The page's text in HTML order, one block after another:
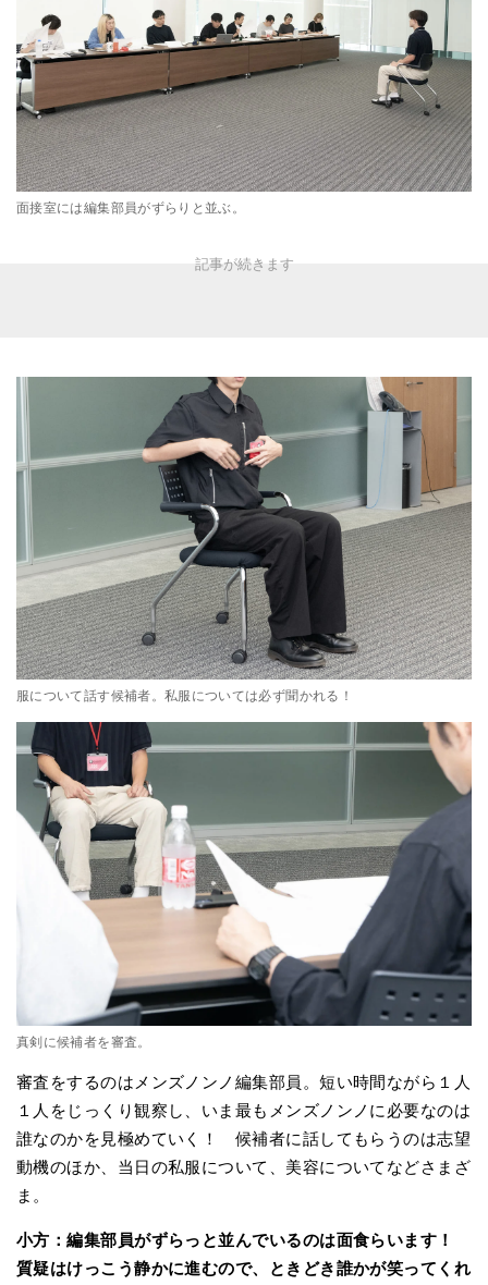
面接室には編集部員がずらりと並ぶ。
服について話す候補者。私服については必ず聞かれる！
真剣に候補者を審査。
審査をするのはメンズノンノ編集部員。短い時間ながら１人
１人をじっくり観察し、いま最もメンズノンノに必要なのは
誰なのかを見極めていく！ 候補者に話してもらうのは志望
動機のほか、当日の私服について、美容についてなどさまざ
ま。
小方：編集部員がずらっと並んでいるのは面食らいます！
質疑はけっこう静かに進むので、ときどき誰かが笑ってくれ